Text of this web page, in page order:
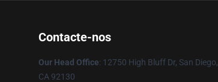
Contacte-nos
Our Head Office: 12750 High Bluff Dr, San Diego,
CA 92130